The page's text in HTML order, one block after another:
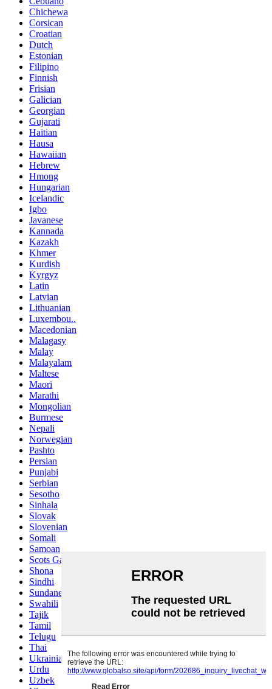
Chichewa
Corsican
Croatian
Dutch
Estonian
Filipino
Finnish
Frisian
Galician
Georgian
Gujarati
Haitian
Hausa
Hawaiian
Hebrew
Hmong
Hungarian
Icelandic
Igbo
Javanese
Kannada
Kazakh
Khmer
Kurdish
Kyrgyz
Latin
Latvian
Lithuanian
Luxembou..
Macedonian
Malagasy
Malay
Malayalam
Maltese
Maori
Marathi
Mongolian
Burmese
Nepali
Norwegian
Pashto
Persian
Punjabi
Serbian
Sesotho
Sinhala
Slovak
Slovenian
Somali
Samoan
Scots Gaelic
Shona
Sindhi
Sundanese
Swahili
Tajik
Tamil
Telugu
Thai
Ukrainian
Urdu
Uzbek